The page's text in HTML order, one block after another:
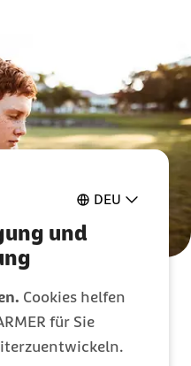
DEU
und
Cookies helfen
für Sie
Körpers